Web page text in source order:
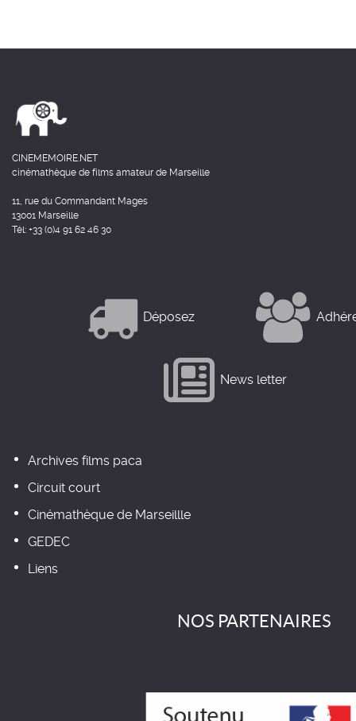
CINEMEMOIRE.NET
cinémathèque de films amateur de Marseille
11, rue du Commandant Mages
13001 Marseille
Tél: +33 (0)4 91 62 46 30
Déposez
News letter
Archives films paca
Circuit court
Cinémathèque de Marseillle
GEDEC
Liens
NOS PARTENAIRES